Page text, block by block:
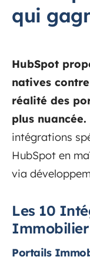
qui
HubSpot
natives
réalité des
plus nuancée.
intégrations
HubSpot en
via
Les 10
Immobilier
Portails